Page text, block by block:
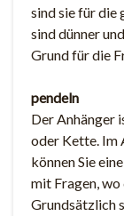
sind sie für die
sind dünner
Grund für die
pendeln
Der Anhänger
oder Kette. Im
können Sie
mit Fragen, wo
Grundsätzlich